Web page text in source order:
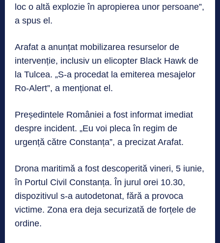
loc o altă explozie în apropierea unor persoane”,
a spus el.
Arafat a anunțat mobilizarea resurselor de
intervenție, inclusiv un elicopter Black Hawk de
la Tulcea. „S-a procedat la emiterea mesajelor
Ro-Alert”, a menționat el.
Președintele României a fost informat imediat
despre incident. „Eu voi pleca în regim de
urgență către Constanța”, a precizat Arafat.
Drona maritimă a fost descoperită vineri, 5 iunie,
în Portul Civil Constanța. În jurul orei 10.30,
dispozitivul s-a autodetonat, fără a provoca
victime. Zona era deja securizată de forțele de
ordine.